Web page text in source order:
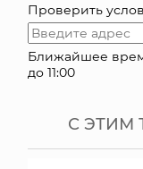
Проверить
Ближайшее
до 11:00
С ЭТИМ